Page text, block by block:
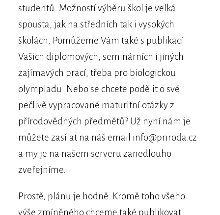
studentů. Možností výběru škol je velká
spousta, jak na středních tak i vysokých
školách. Pomůžeme Vám také s publikací
Vašich diplomových, seminárních i jiných
zajímavých prací, třeba pro biologickou
olympiadu. Nebo se chcete podělit o své
pečlivě vypracované maturitní otázky z
přírodovědných předmětů? Už nyní nám je
můžete zasílat na náš email info@priroda.cz
a my je na našem serveru zanedlouho
zveřejníme.
Prostě, plánu je hodně. Kromě toho všeho
výše zmíněného chceme také publikovat